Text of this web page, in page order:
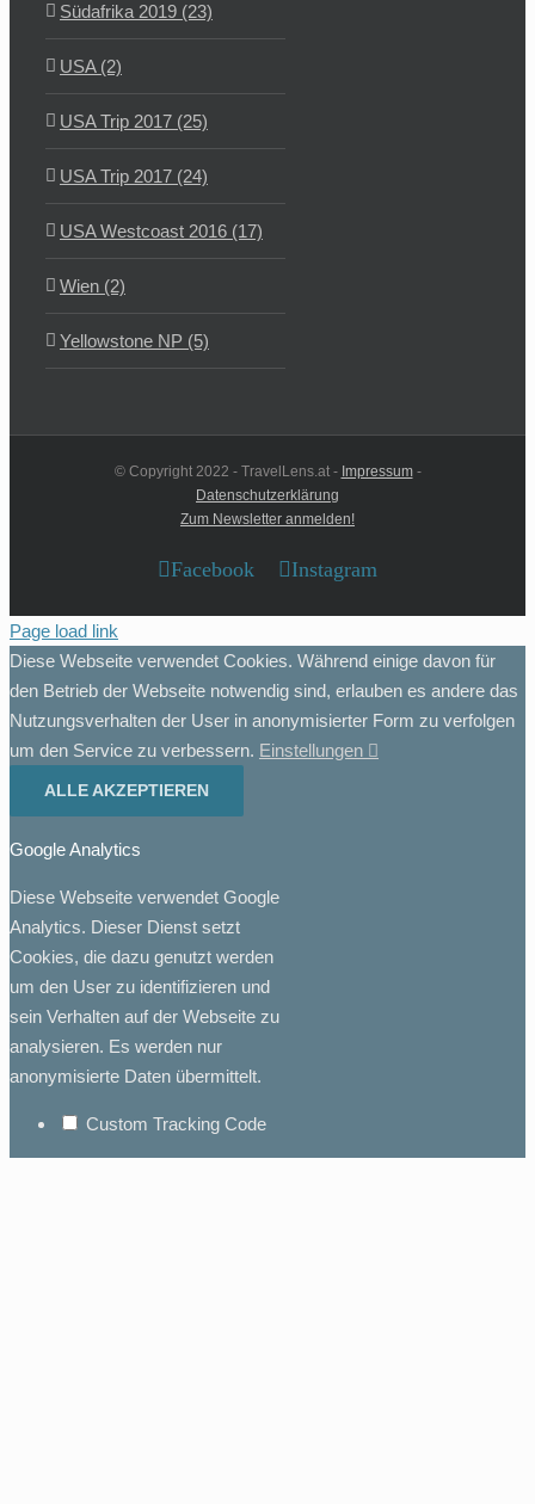
Südafrika 2019 (23)
USA (2)
USA Trip 2017 (25)
USA Trip 2017 (24)
USA Westcoast 2016 (17)
Wien (2)
Yellowstone NP (5)
© Copyright 2022 - TravelLens.at - Impressum-
Datenschutzerklärung
Zum Newsletter anmelden!
Facebook Instagram
Page load link
Diese Webseite verwendet Cookies. Während einige davon für
den Betrieb der Webseite notwendig sind, erlauben es andere das
Nutzungsverhalten der User in anonymisierter Form zu verfolgen
um den Service zu verbessern. Einstellungen
ALLE AKZEPTIEREN
Google Analytics
Diese Webseite verwendet Google
Analytics. Dieser Dienst setzt
Cookies, die dazu genutzt werden
um den User zu identifizieren und
sein Verhalten auf der Webseite zu
analysieren. Es werden nur
anonymisierte Daten übermittelt.
Custom Tracking Code